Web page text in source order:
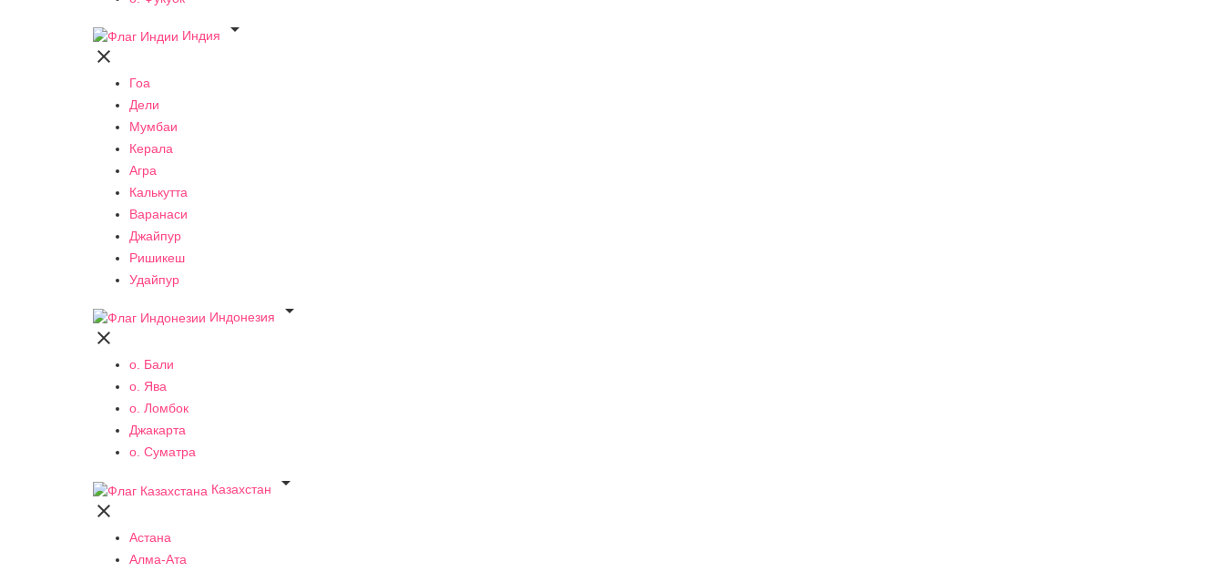
Индия


Гоа
Дели
Мумбаи
Керала
Агра
Калькутта
Варанаси
Джайпур
Ришикеш
Удайпур
Индонезия


о. Бали
о. Ява
о. Ломбок
Джакарта
о. Суматра
Казахстан


Астана
Алма-Ата